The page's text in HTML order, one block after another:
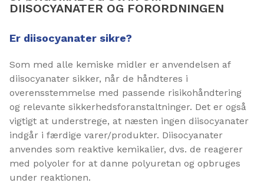
DIISOCYANATER OG FORORDNINGEN
Er diisocyanater sikre?
Som med alle kemiske midler er anvendelsen af
diisocyanater sikker, når de håndteres i
overensstemmelse med passende risikohåndtering
og relevante sikkerhedsforanstaltninger. Det er også
vigtigt at understrege, at næsten ingen diisocyanater
indgår i færdige varer/produkter. Diisocyanater
anvendes som reaktive kemikalier, dvs. de reagerer
med polyoler for at danne polyuretan og opbruges
under reaktionen.